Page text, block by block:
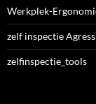
Werkplek-
zelf inspectie
zelfinspectie_tools